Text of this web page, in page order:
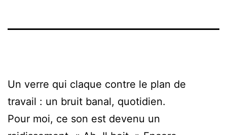
Un verre qui claque contre le plan de
travail : un bruit banal, quotidien.
Pour moi, ce son est devenu un